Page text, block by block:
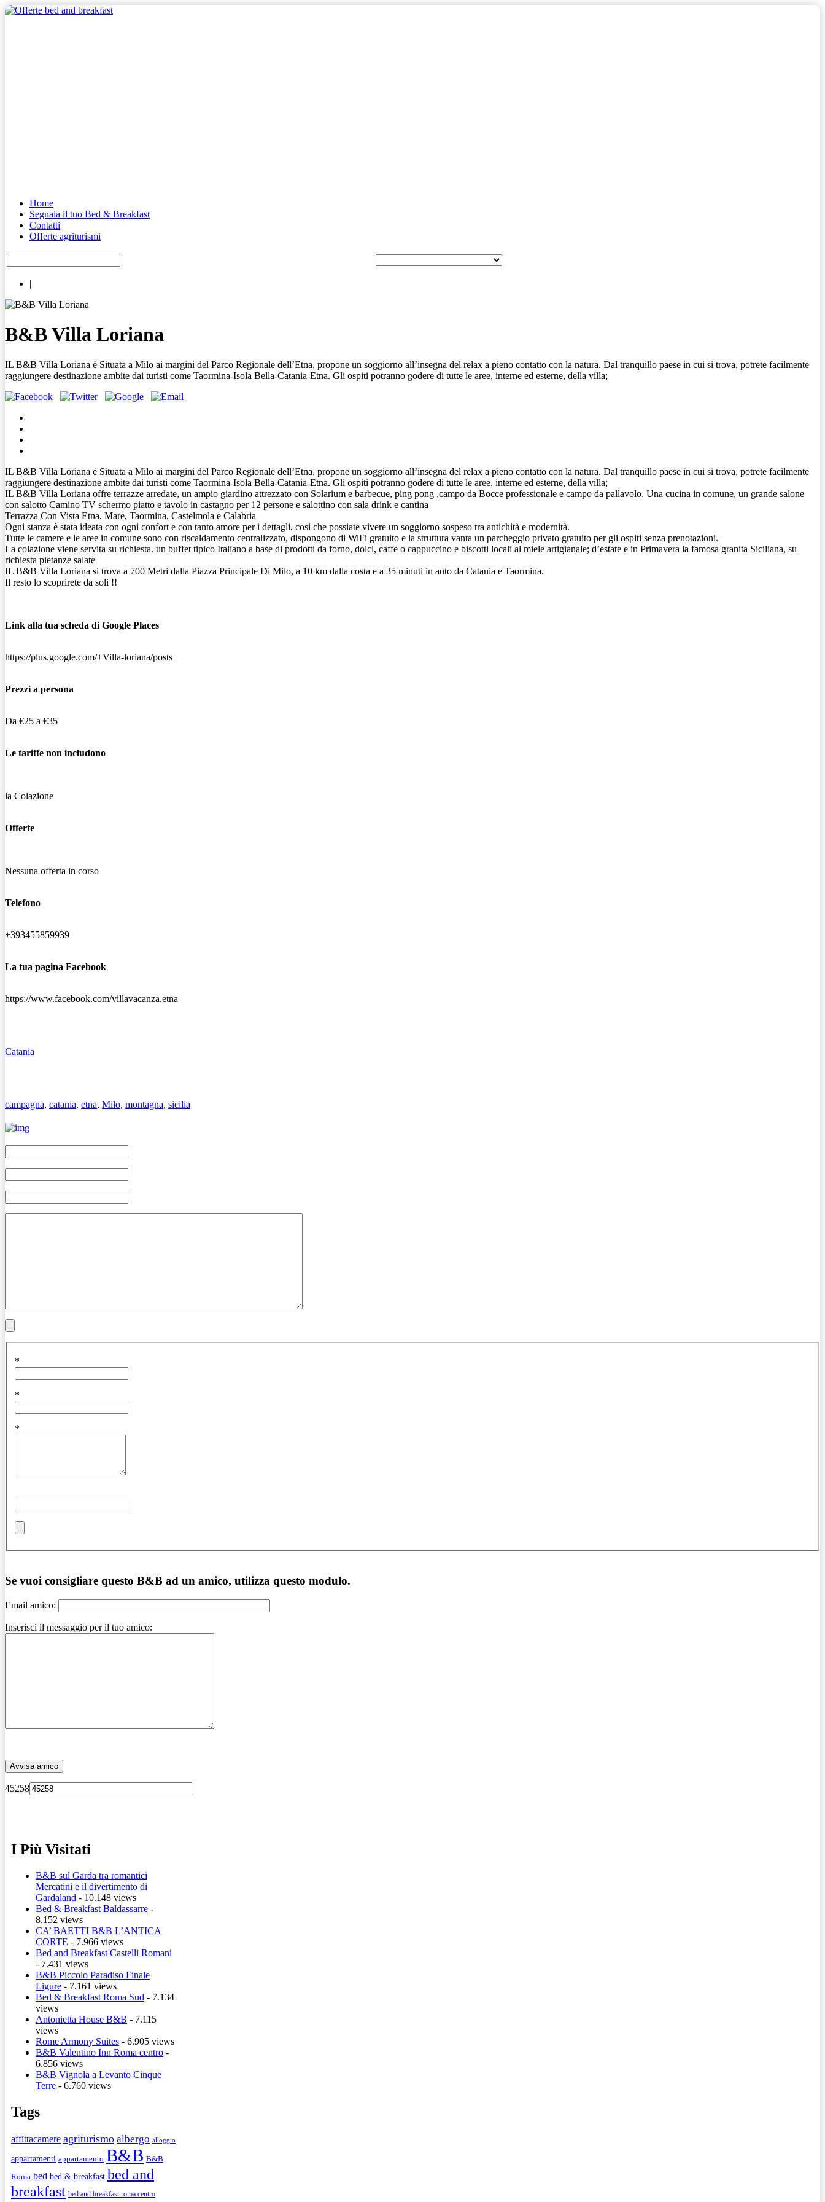
Home
Segnala il tuo Bed & Breakfast
Contatti
Offerte agriturismi
|
B&B Villa Loriana
IL B&B Villa Loriana è Situata a Milo ai margini del Parco Regionale dell’Etna, propone un soggiorno all’insegna del relax a pieno contatto con la natura. Dal tranquillo paese in cui si trova, potrete facilmente
raggiungere destinazione ambite dai turisti come Taormina-Isola Bella-Catania-Etna. Gli ospiti potranno godere di tutte le aree, interne ed esterne, della villa;
IL B&B Villa Loriana è Situata a Milo ai margini del Parco Regionale dell’Etna, propone un soggiorno all’insegna del relax a pieno contatto con la natura. Dal tranquillo paese in cui si trova, potrete facilmente
raggiungere destinazione ambite dai turisti come Taormina-Isola Bella-Catania-Etna. Gli ospiti potranno godere di tutte le aree, interne ed esterne, della villa;
IL B&B Villa Loriana offre terrazze arredate, un ampio giardino attrezzato con Solarium e barbecue, ping pong ,campo da Bocce professionale e campo da pallavolo. Una cucina in comune, un grande salone
con salotto Camino TV schermo piatto e tavolo in castagno per 12 persone e salottino con sala drink e cantina
Terrazza Con Vista Etna, Mare, Taormina, Castelmola e Calabria
Ogni stanza è stata ideata con ogni confort e con tanto amore per i dettagli, cosi che possiate vivere un soggiorno sospeso tra antichità e modernità.
Tutte le camere e le aree in comune sono con riscaldamento centralizzato, dispongono di WiFi gratuito e la struttura vanta un parcheggio privato gratuito per gli ospiti senza prenotazioni.
La colazione viene servita su richiesta. un buffet tipico Italiano a base di prodotti da forno, dolci, caffe o cappuccino e biscotti locali al miele artigianale; d’estate e in Primavera la famosa granita Siciliana, su
richiesta pietanze salate
IL B&B Villa Loriana si trova a 700 Metri dalla Piazza Principale Di Milo, a 10 km dalla costa e a 35 minuti in auto da Catania e Taormina.
Il resto lo scoprirete da soli !!
Link alla tua scheda di Google Places
https://plus.google.com/+Villa-loriana/posts
Prezzi a persona
Da €25 a €35
Le tariffe non includono
la Colazione
Offerte
Nessuna offerta in corso
Telefono
+393455859939
La tua pagina Facebook
https://www.facebook.com/villavacanza.etna
Catania
campagna, catania, etna, Milo, montagna, sicilia
*
*
*
Se vuoi consigliare questo B&B ad un amico, utilizza questo modulo.
Email amico:
Inserisci il messaggio per il tuo amico:
45258
I Più Visitati
B&B sul Garda tra romantici
Mercatini e il divertimento di
Gardaland - 10.148 views
Bed & Breakfast Baldassarre -
8.152 views
CA’ BAETTI B&B L’ANTICA
CORTE - 7.966 views
Bed and Breakfast Castelli Romani
- 7.431 views
B&B Piccolo Paradiso Finale
Ligure - 7.161 views
Bed & Breakfast Roma Sud - 7.134
views
Antonietta House B&B - 7.115
views
Rome Armony Suites - 6.905 views
B&B Valentino Inn Roma centro -
6.856 views
B&B Vignola a Levanto Cinque
Terre - 6.760 views
Tags
affittacamere agriturismo albergo alloggio
appartamenti appartamento B&B B&B
Roma bed bed & breakfast bed and
breakfast bed and breakfast roma centro